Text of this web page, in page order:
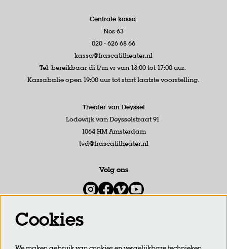
Centrale kassa
Nes 63
020 - 626 68 66
kassa@frascatitheater.nl
Tel. bereikbaar di t/m vr van 13:00 tot 17:00 uur.
Kassabalie open 19:00 uur tot start laatste voorstelling.
Theater van Deyssel
Lodewijk van Deysselstraat 91
1064 HM Amsterdam
tvd@frascatitheater.nl
Volg ons
Meld je aan voor de nieuwsbrief
Cookies